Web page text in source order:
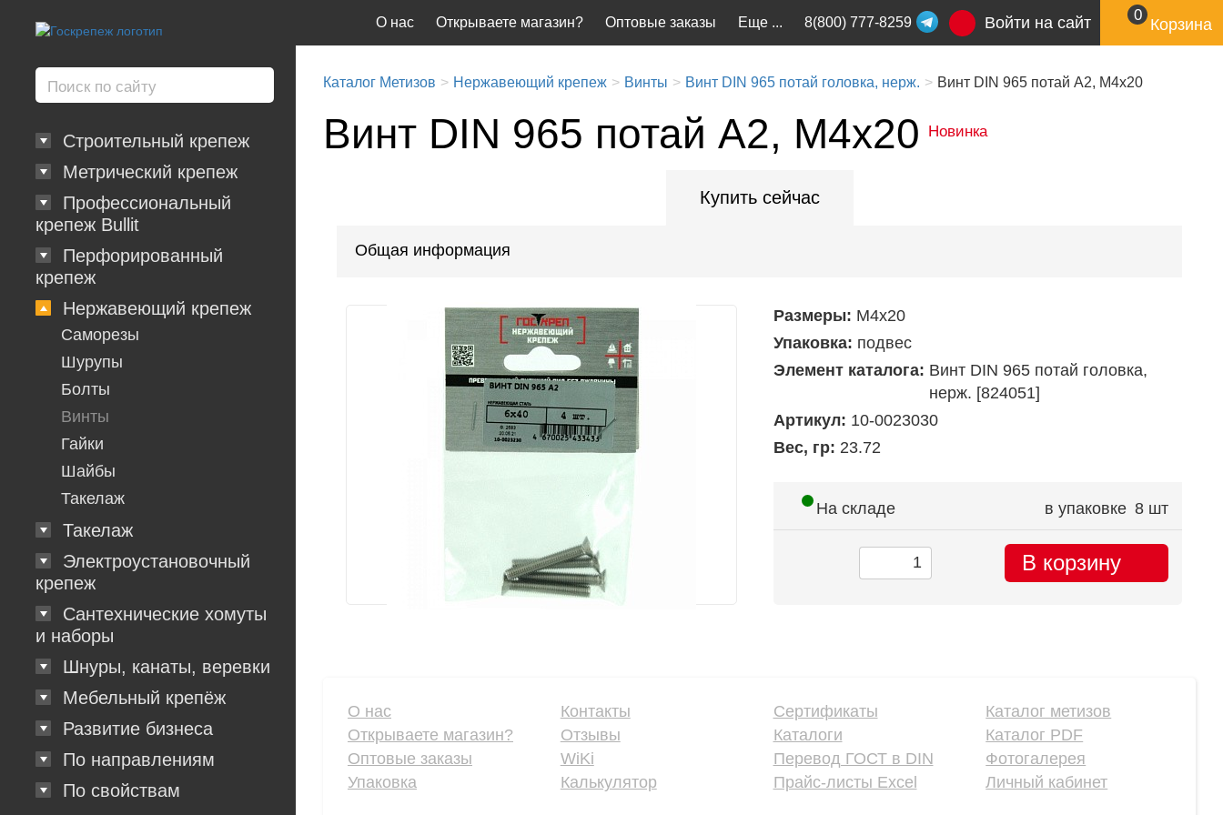
Строительный крепеж
Метрический крепеж
Профессиональный
крепеж Bullit
Перфорированный
крепеж
Нержавеющий крепеж
Саморезы
Шурупы
Болты
Винты
Гайки
Шайбы
Такелаж
Такелаж
Электроустановочный
крепеж
Сантехнические хомуты
и наборы
Шнуры, канаты, веревки
Мебельный крепёж
Развитие бизнеса
По направлениям
По свойствам
Еще ...
О нас Открываете магазин? Оптовые заказы 8(800) 777-8259 Войти на сайт 0
Корзина
Каталог Метизов Нержавеющий крепеж Винты Винт DIN 965 потай головка, нерж. Винт DIN 965 потай А2, М4х20
Винт DIN 965 потай А2, М4х20 Новинка
Купить сейчас
Общая информация
Размеры: М4х20
Упаковка: подвес
Элемент каталога: Винт DIN 965 потай головка,
нерж. [824051]
Артикул: 10-0023030
Вес, гр: 23.72
На складе в упаковке 8 шт
В корзину
О нас
Открываете магазин?
Оптовые заказы
Упаковка
Контакты
Отзывы
WiKi
Калькулятор
Сертификаты
Каталоги
Перевод ГОСТ в DIN
Прайс-листы Excel
Каталог метизов
Каталог PDF
Фотогалерея
Личный кабинет